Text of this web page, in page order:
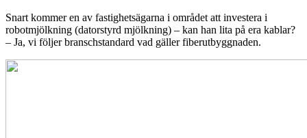
Snart kommer en av fastighetsägarna i området att investera i
robotmjölkning (datorstyrd mjölkning) – kan han lita på era kablar?
– Ja, vi följer branschstandard vad gäller fiberutbyggnaden.